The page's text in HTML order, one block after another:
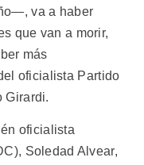
va a haber
que van a morir,
más
oficialista Partido
Girardi.
oficialista
Soledad Alvear,